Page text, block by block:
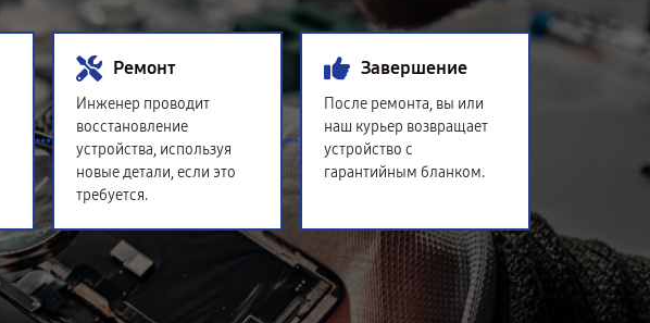
Ремонт
Инженер проводит
восстановление
устройства, используя
новые детали, если это
требуется.
Завершение
После ремонта, вы или
наш курьер возвращает
устройство с
гарантийным бланком.